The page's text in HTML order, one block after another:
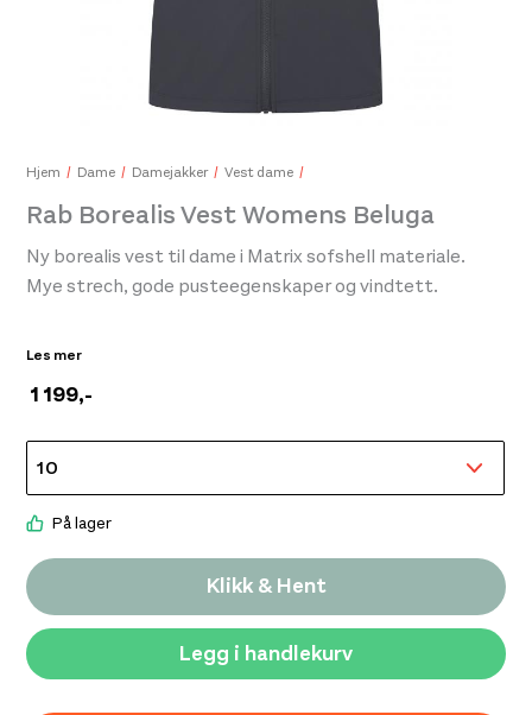
450,-
Hjem Dame Damejakker Vest dame
Rab Borealis Vest Womens Beluga
1 199,-
Ny borealis vest til dame i Matrix sofshell materiale.
Mye strech, gode pusteegenskaper og vindtett.
Lett, pakkbar og utrolig allsidig, denne softshell-vesten
fjellveggen. Nå laget med resirkulert stoff, tilbyr den
suveren pusteevne og vindmotstand uten bulkete
ermer
brystlomme
gode pusteegenskaper
På lager
Klikk & Hent
Legg i handlekurv
Les mer